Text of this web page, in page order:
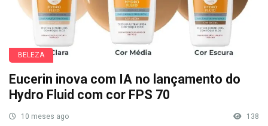
BELEZA
Eucerin inova com IA no lançamento do
Hydro Fluid com cor FPS 70
10 meses ago 138